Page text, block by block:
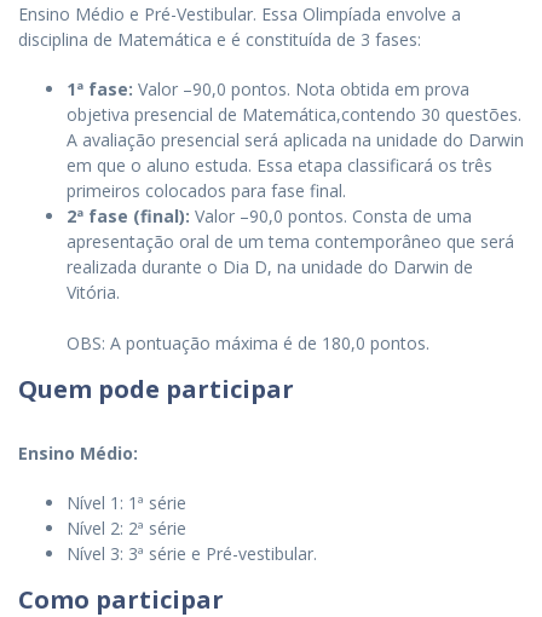
Ensino Médio e Pré-Vestibular. Essa Olimpíada envolve a
disciplina de Matemática e é constituída de 3 fases:
1ª fase: Valor –90,0 pontos. Nota obtida em prova
objetiva presencial de Matemática,contendo 30 questões.
A avaliação presencial será aplicada na unidade do Darwin
em que o aluno estuda. Essa etapa classificará os três
primeiros colocados para fase final.
2ª fase (final): Valor –90,0 pontos. Consta de uma
apresentação oral de um tema contemporâneo que será
realizada durante o Dia D, na unidade do Darwin de
Vitória.
OBS: A pontuação máxima é de 180,0 pontos.
Quem pode participar
Ensino Médio:
Nível 1: 1ª série
Nível 2: 2ª série
Nível 3: 3ª série e Pré-vestibular.
Como participar